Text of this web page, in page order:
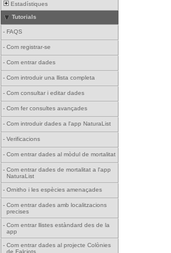
Estadístiques
Tutorials
- FAQS
- Com registrar-se
- Com entrar dades
- Com introduir una llista completa
- Com consultar i editar dades
- Com fer consultes avançades
- Com introduir dades a l'app NaturaList
- Verificacions
- Com entrar dades al mòdul de mortalitat
- Com entrar dades de mortalitat a l'app
NaturaList
- Ornitho i les espècies amenaçades
- Com entrar dades amb localitzacions
precises
- Com entrar llistes estàndard des de la
app
- Com entrar dades al projecte Colònies
de Falciots